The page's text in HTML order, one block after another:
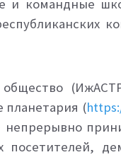
и командные
общество
планетария (